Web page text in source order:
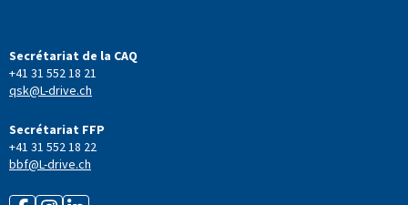
Secrétariat de la CAQ
+41 31 552 18 21
qsk@L-drive.ch
Secrétariat FFP
+41 31 552 18 22
bbf@L-drive.ch